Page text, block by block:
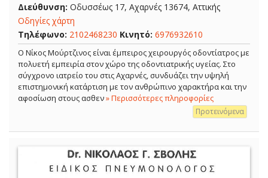
Διεύθυνση: Οδυσσέως 17, Αχαρνές 13674, Αττικής
Οδηγίες χάρτη
Τηλέφωνο: 2102468230 Κινητό: 6976932610
Ο Νίκος Μούρτζινος είναι έμπειρος χειρουργός οδοντίατρος με
πολυετή εμπειρία στον χώρο της οδοντιατρικής υγείας. Στο
σύγχρονο ιατρείο του στις Αχαρνές, συνδυάζει την υψηλή
επιστημονική κατάρτιση με τον ανθρώπινο χαρακτήρα και την
αφοσίωση στους ασθεν» Περισσότερες πληροφορίες
Προτεινόμενα